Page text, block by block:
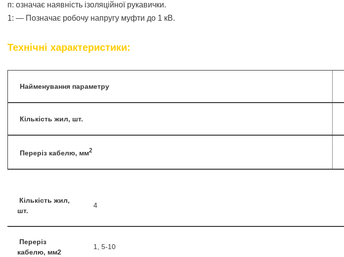
п: означає наявність ізоляційної рукавички.
1: — Позначає робочу напругу муфти до 1 кВ.
Технічні характеристики:
Найменування параметру
Кількість жил, шт.
Переріз кабелю, мм2
Кількість жил,
шт.
4
Переріз
кабелю, мм2
1, 5-10